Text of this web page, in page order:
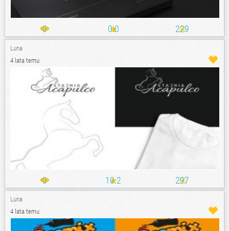
0 0.0 229
Luna
4 lata temu
0 10.2 297
Luna
4 lata temu